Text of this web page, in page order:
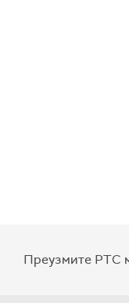
Преузмите РТС